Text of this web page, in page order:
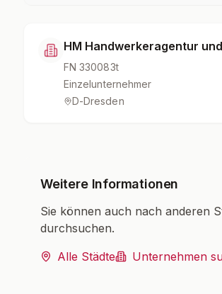
HM Handwerkeragentur
FN330083t
Einzelunternehmer
D-Dresden
Weitere Informationen
Sie können auch nach anderen
durchsuchen.
Alle Städte
Unternehmen